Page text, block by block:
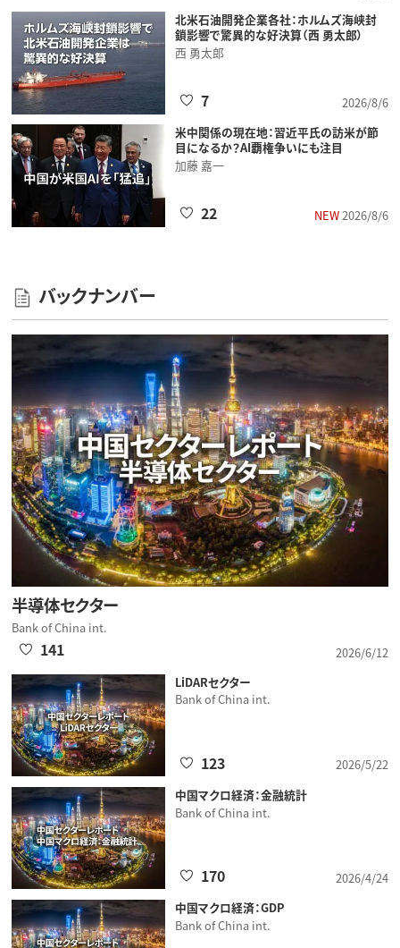
北米石油開発企業各社：ホルムズ海峡封
鎖影響で驚異的な好決算（西 勇太郎）
西 勇太郎
2026/8/6
7
米中関係の現在地：習近平氏の訪米が節
目になるか？AI覇権争いにも注目
加藤 嘉一
NEW2026/8/6
22
バックナンバー
半導体セクター
Bank of China int.
2026/6/12
141
LiDARセクター
Bank of China int.
2026/5/22
123
中国マクロ経済：金融統計
Bank of China int.
2026/4/24
170
中国マクロ経済：GDP
Bank of China int.